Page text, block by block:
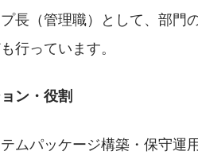
長（管理職）として、部
行っています。
ン・役割
ムパッケージ構築・保守運